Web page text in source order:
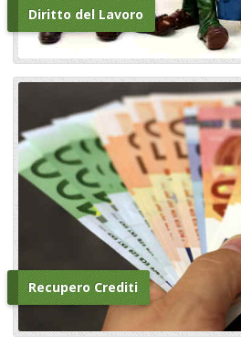
Diritto del Lavoro
Recupero Crediti